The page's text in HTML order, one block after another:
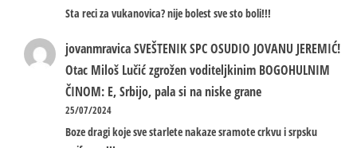
Sta reci za vukanovica? nije bolest sve sto boli!!!
jovanmravicaSVEŠTENIK SPC OSUDIO JOVANU JEREMIĆ!
Otac Miloš Lučić zgrožen voditeljkinim BOGOHULNIM
ČINOM: E, Srbijo, pala si na niske grane
25/07/2024
Boze dragi koje sve starlete nakaze sramote crkvu i srpsku